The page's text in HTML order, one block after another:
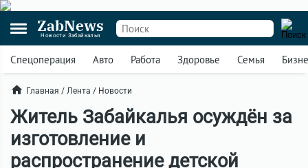
ZabNews
Новости Забайкалья
Спецоперация Авто Работа Здоровье Семья
Главная / Лента / Новости
Житель Забайкалья осуждён за
изготовление и
распространение детской